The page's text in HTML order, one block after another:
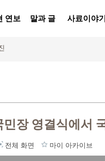
연보 말과 글 사료이야기
장 영결식에서
전체 화면 마이 아카이브